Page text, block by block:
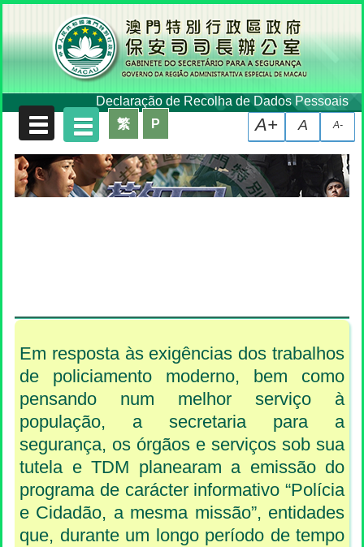
Declaração de Recolha de Dados Pessoais
A-
A
A+
繁 P
Em resposta às exigências dos trabalhos
de policiamento moderno, bem como
pensando num melhor serviço à
população, a secretaria para a
segurança, os órgãos e serviços sob sua
tutela e TDM planearam a emissão do
programa de carácter informativo “Polícia
e Cidadão, a mesma missão”, entidades
que, durante um longo período de tempo